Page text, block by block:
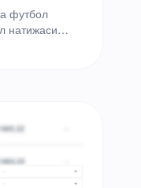
футбол
натижаси